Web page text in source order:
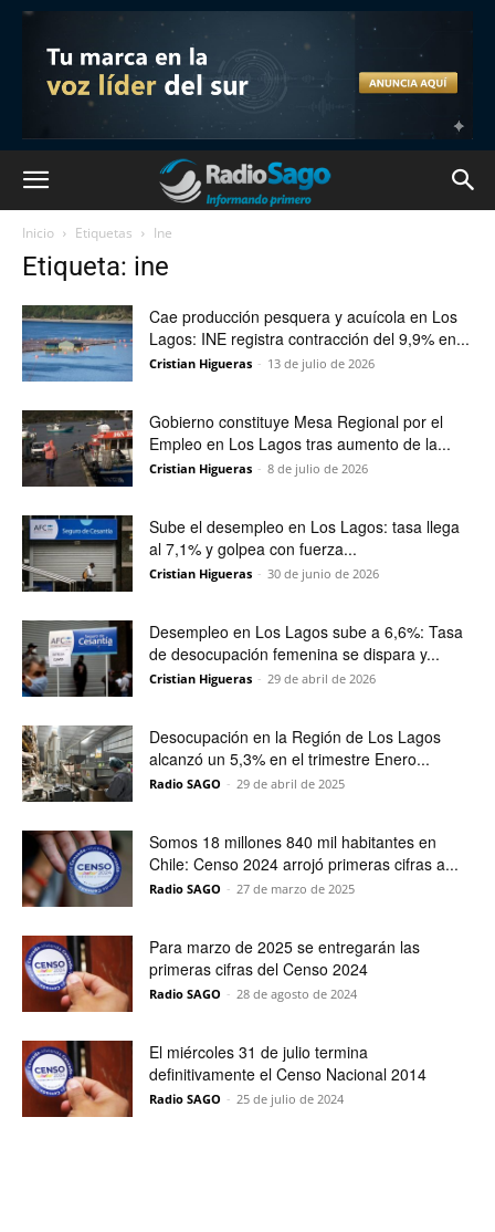
Inicio Etiquetas Ine
Etiqueta: ine
Cae producción pesquera y acuícola en Los
Lagos: INE registra contracción del 9,9% en...
Cristian Higueras - 13 de julio de 2026
Gobierno constituye Mesa Regional por el
Empleo en Los Lagos tras aumento de la...
Cristian Higueras - 8 de julio de 2026
Sube el desempleo en Los Lagos: tasa llega
al 7,1% y golpea con fuerza...
Cristian Higueras - 30 de junio de 2026
Desempleo en Los Lagos sube a 6,6%: Tasa
de desocupación femenina se dispara y...
Cristian Higueras - 29 de abril de 2026
Desocupación en la Región de Los Lagos
alcanzó un 5,3% en el trimestre Enero...
Radio SAGO - 29 de abril de 2025
Somos 18 millones 840 mil habitantes en
Chile: Censo 2024 arrojó primeras cifras a...
Radio SAGO - 27 de marzo de 2025
Para marzo de 2025 se entregarán las
primeras cifras del Censo 2024
Radio SAGO - 28 de agosto de 2024
El miércoles 31 de julio termina
definitivamente el Censo Nacional 2014
Radio SAGO - 25 de julio de 2024